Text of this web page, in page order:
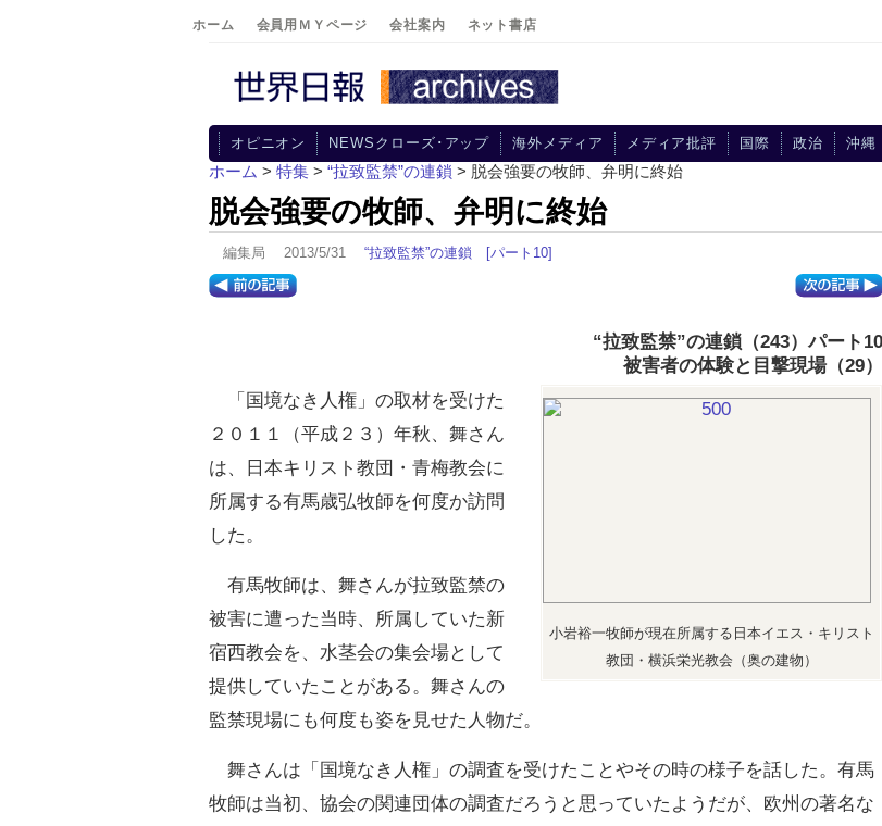
ホーム 会員用ＭＹページ 会社案内 ネット書店
オピニオン NEWSクローズ･アップ 海外メディア メディア批評 国際 政治 沖縄
ホーム > 特集 > “拉致監禁”の連鎖 > 脱会強要の牧師、弁明に終始
脱会強要の牧師、弁明に終始
編集局 2013/5/31 “拉致監禁”の連鎖 [パート10]
“拉致監禁”の連鎖（243）パート 10
被害者の体験と目撃現場（29）
小岩裕一牧師が現在所属する日本イエス・キリスト
教団・横浜栄光教会（奥の建物）
「国境なき人権」の取材を受けた
２０１１（平成２３）年秋、舞さん
は、日本キリスト教団・青梅教会に
所属する有馬歳弘牧師を何度か訪問
した。
有馬牧師は、舞さんが拉致監禁の
被害に遭った当時、所属していた新
宿西教会を、水茎会の集会場として
提供していたことがある。舞さんの
監禁現場にも何度も姿を見せた人物だ。
舞さんは「国境なき人権」の調査を受けたことやその時の様子を話した。有馬
牧師は当初、協会の関連団体の調査だろうと思っていたようだが、欧州の著名な